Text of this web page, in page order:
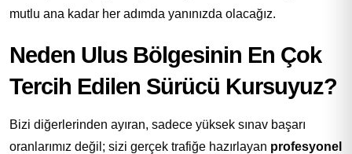
mutlu ana kadar her adımda yanınızda olacağız.
Neden Ulus Bölgesinin En Çok
Tercih Edilen Sürücü Kursuyuz?
Bizi diğerlerinden ayıran, sadece yüksek sınav başarı
oranlarımız değil; sizi gerçek trafiğe hazırlayan profesyonel